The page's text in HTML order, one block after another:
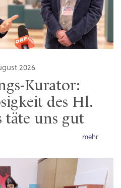
2026
Kurator:
des Hl.
täte uns gut
mehr